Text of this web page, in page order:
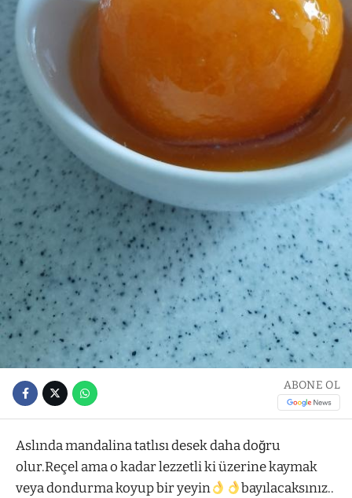
ABONE OL
Aslında mandalina tatlısı desek daha doğru
olur.Reçel ama o kadar lezzetli ki üzerine kaymak
veya dondurma koyup bir yeyin
bayılacaksınız..